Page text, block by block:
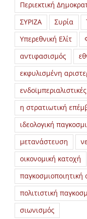
Περιεκτική
ΣΥΡΙΖΑ
Συρία
Υπερεθνική Ελίτ
αντιφασισμός
εκφυλισμένη
η στρατιωτική
ιδεολογική
μετανάστευση
οικονομική κατοχή
παγκοσμιοποιητική
πολιτιστική
σιωνισμός